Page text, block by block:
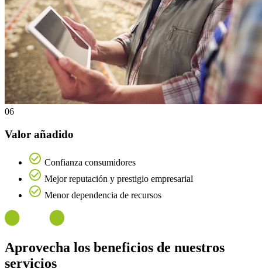
06
Valor añadido
Confianza consumidores
Mejor reputación y prestigio empresarial
Menor dependencia de recursos
Aprovecha los beneficios de nuestros
servicios